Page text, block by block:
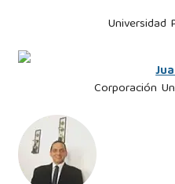
Universidad
Corporación